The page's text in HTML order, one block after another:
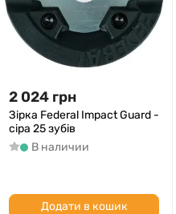
2 024 грн
Зірка Federal Impact Guard -
сіра 25 зубів
В наличии
Додати в кошик